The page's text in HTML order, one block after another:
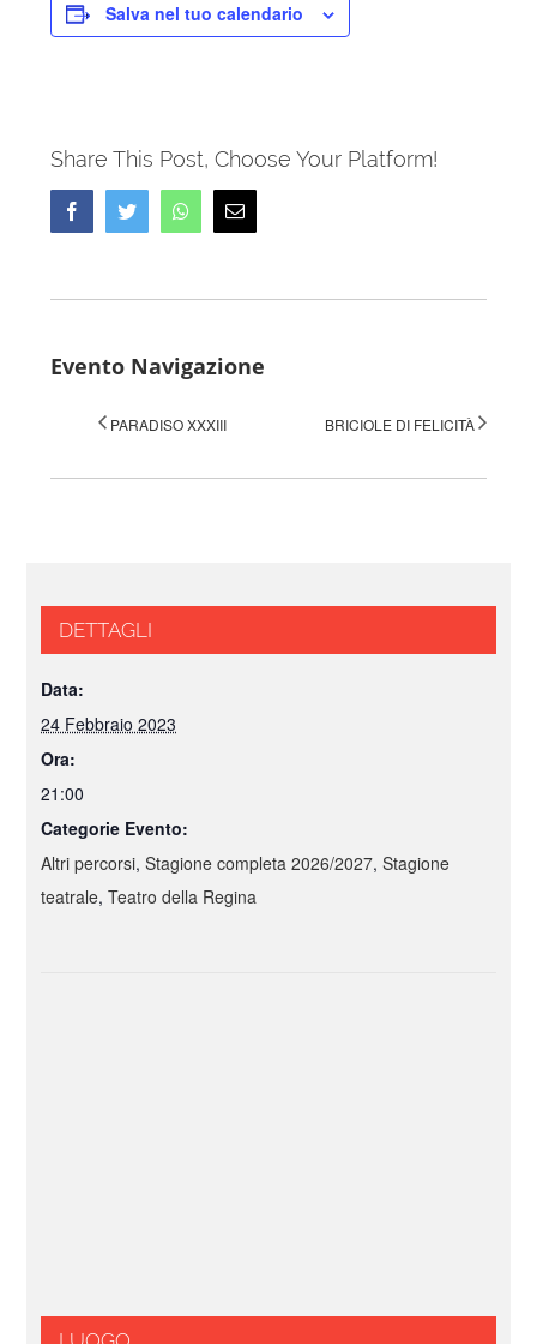
Salva nel tuo calendario
Share This Post, Choose Your Platform!
FacebookTwitter WhatsappEmail
Evento Navigazione
PARADISO XXXIII BRICIOLE DI FELICITÀ
DETTAGLI
Data:
24 Febbraio 2023
Ora:
21:00
Categorie Evento:
Altri percorsi,Stagione completa 2026/2027,Stagione
teatrale,Teatro della Regina